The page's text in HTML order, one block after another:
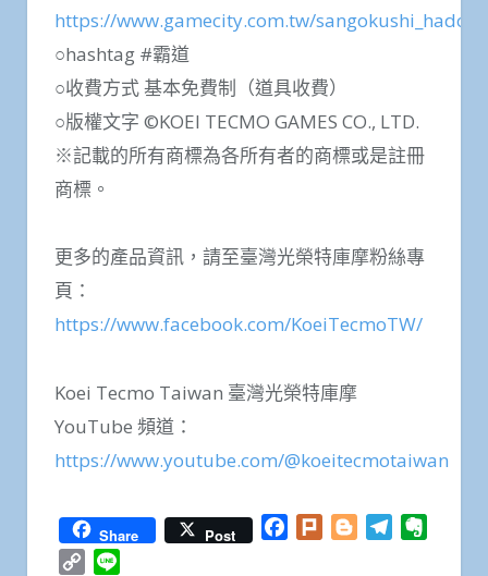
https://www.gamecity.com.tw/sangokushi_hadou/
○hashtag #霸道
○收費方式 基本免費制（道具收費）
○版權文字 ©KOEI TECMO GAMES CO., LTD.
※記載的所有商標為各所有者的商標或是註冊
商標。
更多的產品資訊，請至臺灣光榮特庫摩粉絲專
頁：
https://www.facebook.com/KoeiTecmoTW/
Koei Tecmo Taiwan 臺灣光榮特庫摩
YouTube 頻道：
https://www.youtube.com/@koeitecmotaiwan
Share Post Facebook
Plurk BloggerTelegram
Copy